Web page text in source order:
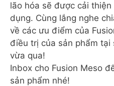
lão hóa sẽ được cải
dụng. Cùng lắng nghe
về các ưu điểm của
điều trị của sản phẩm tại
vừa qua!
Inbox cho Fusion Meso
sản phẩm nhé!